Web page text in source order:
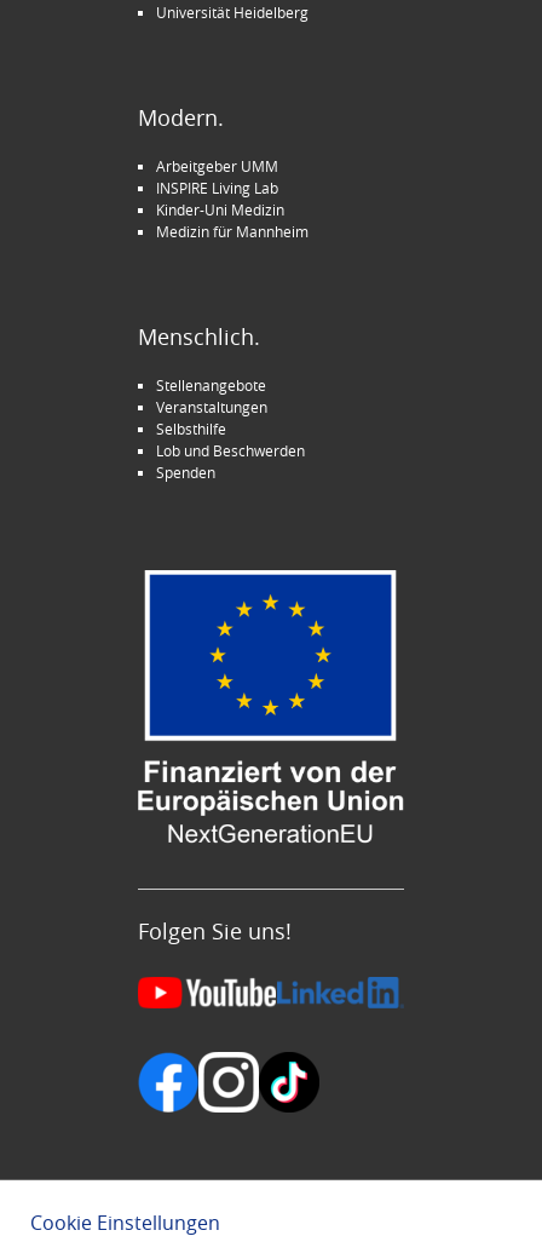
Universität Heidelberg
Modern.
Arbeitgeber UMM
INSPIRE Living Lab
Kinder-Uni Medizin
Medizin für Mannheim
Menschlich.
Stellenangebote
Veranstaltungen
Selbsthilfe
Lob und Beschwerden
Spenden
Folgen Sie uns!
Cookie Einstellungen